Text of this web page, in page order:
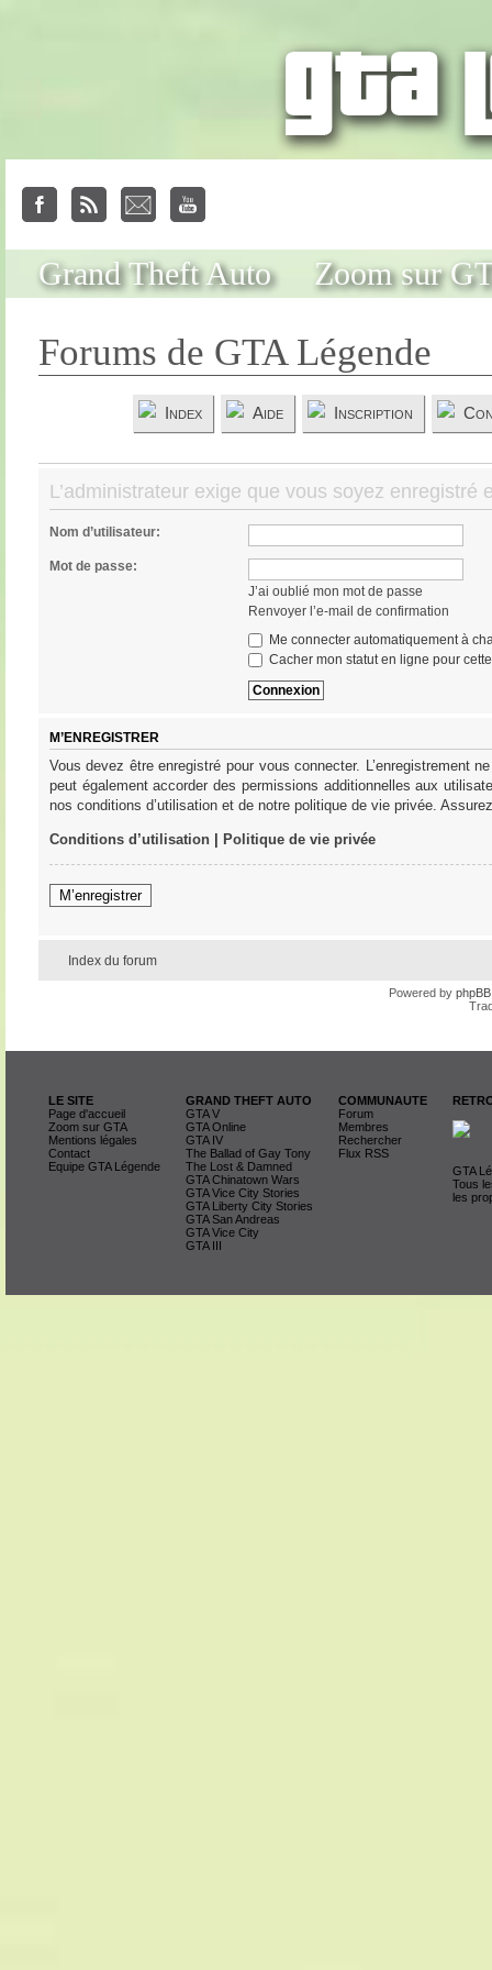
Grand Theft Auto Zoom sur
Forums de GTA Légende
Index Aide Inscription
L’administrateur exige que vous soyez
Nom d’utilisateur:
Mot de passe:
J’ai oublié mon mot de passe
Renvoyer l’e-mail de confirmation
Me connecter automatiquement à
Cacher mon statut en ligne pour
M’ENREGISTRER
Vous devez être enregistré pour vous connecter. L’enregistrement
peut également accorder des permissions additionnelles aux
nos conditions d’utilisation et de notre politique de vie privée.
Conditions d’utilisation| Politique de vie privée
M’enregistrer
Index du forum
Powered by phpBB
LE SITE
Page d'accueil
Zoom sur GTA
Mentions légales
Contact
Equipe GTA Légende
GRAND THEFT AUTO
GTA V
GTA Online
GTA IV
The Ballad of Gay Tony
The Lost & Damned
GTA Chinatown Wars
GTA Vice City Stories
GTA Liberty City Stories
GTA San Andreas
GTA Vice City
GTA III
COMMUNAUTE
Forum
Membres
Rechercher
Flux RSS
GTA
Tous
les